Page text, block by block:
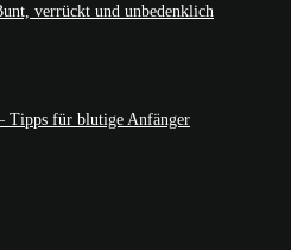
verrückt und unbedenklich
Tipps für blutige Anfänger